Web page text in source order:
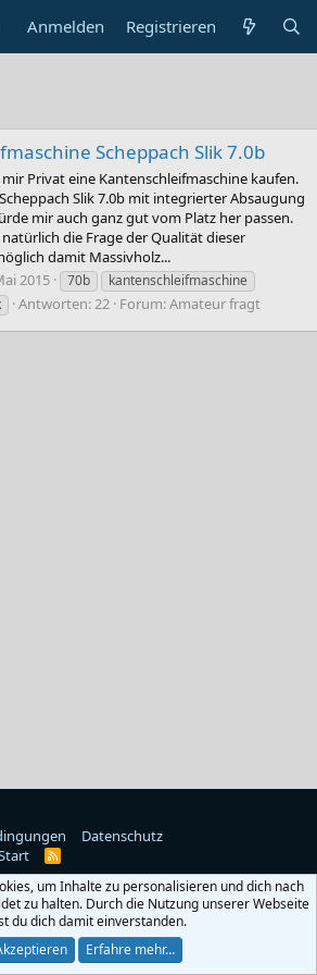
Anmelden Registrieren
Scheppach Slik 7.0b
Privat eine Kantenschleifmaschine kaufen.
Slik 7.0b mit integrierter Absaugung
mir auch ganz gut vom Platz her passen.
die Frage der Qualität dieser
damit Massivholz...
2015 70b
kantenschleifmaschine
Antworten: 22 Forum:Amateur fragt
Datenschutz
R
S
um Inhalte zu personalisieren und dich nach
zu halten. Durch die Nutzung unserer Webseite
du dich damit einverstanden.
Erfahre mehr…